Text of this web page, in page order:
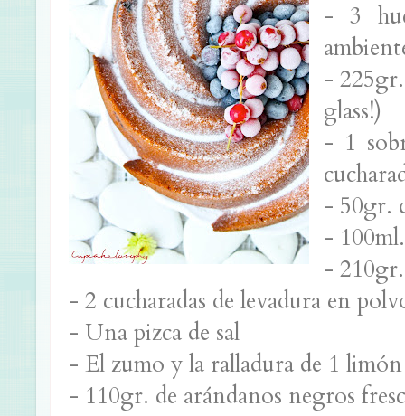
- 3
-
glass!)
- 1
- 50gr.
-
-
- 2 cucharadas de levadura en
- Una pizca de sal
- El zumo y la ralladura de 1 limón
- 110gr. de arándanos negros